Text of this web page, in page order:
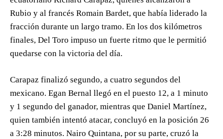
Rubio y al francés Romain Bardet, que había liderado la
fracción durante un largo tramo. En los dos kilómetros
finales, Del Toro impuso un fuerte ritmo que le permitió
quedarse con la victoria del día.
Carapaz finalizó segundo, a cuatro segundos del
mexicano. Egan Bernal llegó en el puesto 12, a 1 minuto
y 1 segundo del ganador, mientras que Daniel Martínez,
quien también intentó atacar, concluyó en la posición 26
a 3:28 minutos. Nairo Quintana, por su parte, cruzó la